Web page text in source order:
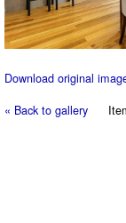
Download original
« Back to gallery